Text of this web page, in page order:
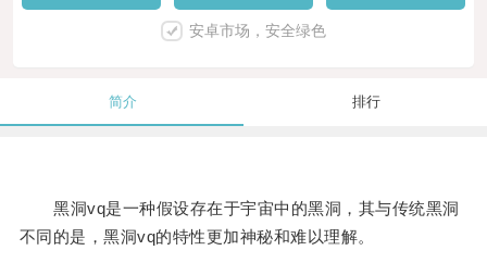
安卓市场，安全绿色
简介 排行
黑洞vq是一种假设存在于宇宙中的黑洞，其与传统黑洞
不同的是，黑洞vq的特性更加神秘和难以理解。